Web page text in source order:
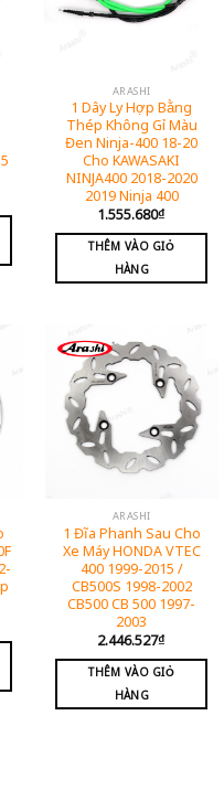
ARASHI
1 Dây Ly Hợp Bằng
Thép Không Gỉ Màu
Đen Ninja-400 18-20
Cho KAWASAKI
NINJA400 2018-2020
2019 Ninja 400
1.555.680₫
THÊM VÀO GIỎ
HÀNG
ARASHI
1 Đĩa Phanh Sau Cho
Xe Máy HONDA VTEC
400 1999-2015 /
CB500S 1998-2002
CB500 CB 500 1997-
2003
2.446.527₫
THÊM VÀO GIỎ
HÀNG